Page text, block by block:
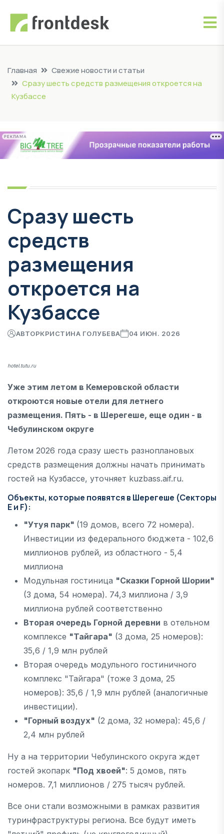
Главная
Свежие новости и статьи
Cразу шесть средств размещения откроется на
Кузбассе
РЕКЛАМА
Cразу шесть
средств
размещения
откроется на
Кузбассе
АВТОРКРИСТИНА ГОЛУБЕВА 04 ИЮН. 2026
hotel.tutu.ru
Уже этим летом в Кемеровской области
откроются новые отели для летнего
размещения. Пять - в Шерегеше, еще один - в
Чебулинском округе
Летом 2026 года сразу шесть разноплановых
средств размещения должны начать принимать
гостей на Кузбассе, уточняет kuzbass.aif.ru.
Объекты, которые появятся в Шерегеше (Секторы
Е и F):
"Утуя парк" (19 домов, всего 72 номера).
Инвестиции из федерального бюджета - 102,6
миллионов рублей, из областного - 5,4
миллиона
Модульная гостиница "Сказки Горной Шории"
(3 дома, 54 номера). 74,3 миллиона / 3,9
миллиона рублей соответственно
Вторая очередь Горной деревни в отельном
комплексе "Тайгара" (3 дома, 25 номеров):
35,6 / 1,9 млн рублей
Вторая очередь модульного гостиничного
комплекс "Тайгара" (тоже 3 дома, 25
номеров): 35,6 / 1,9 млн рублей (аналогичные
инвестиции).
"Горный воздух" (2 дома, 32 номера): 45,6 /
2,4 млн рублей
Ну а на территории Чебулинского округа ждет
гостей экопарк "Под хвоей": 5 домов, пять
номеров. 7,1 миллионов / 275 тысяч рублей.
Все они стали возможными в рамках развития
туринфраструктуры региона. Все будут иметь